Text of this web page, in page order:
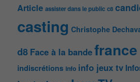
Article assister dans le public c8
casting Christophe
d8 Face à la bande
indiscrétions info info jeux tv